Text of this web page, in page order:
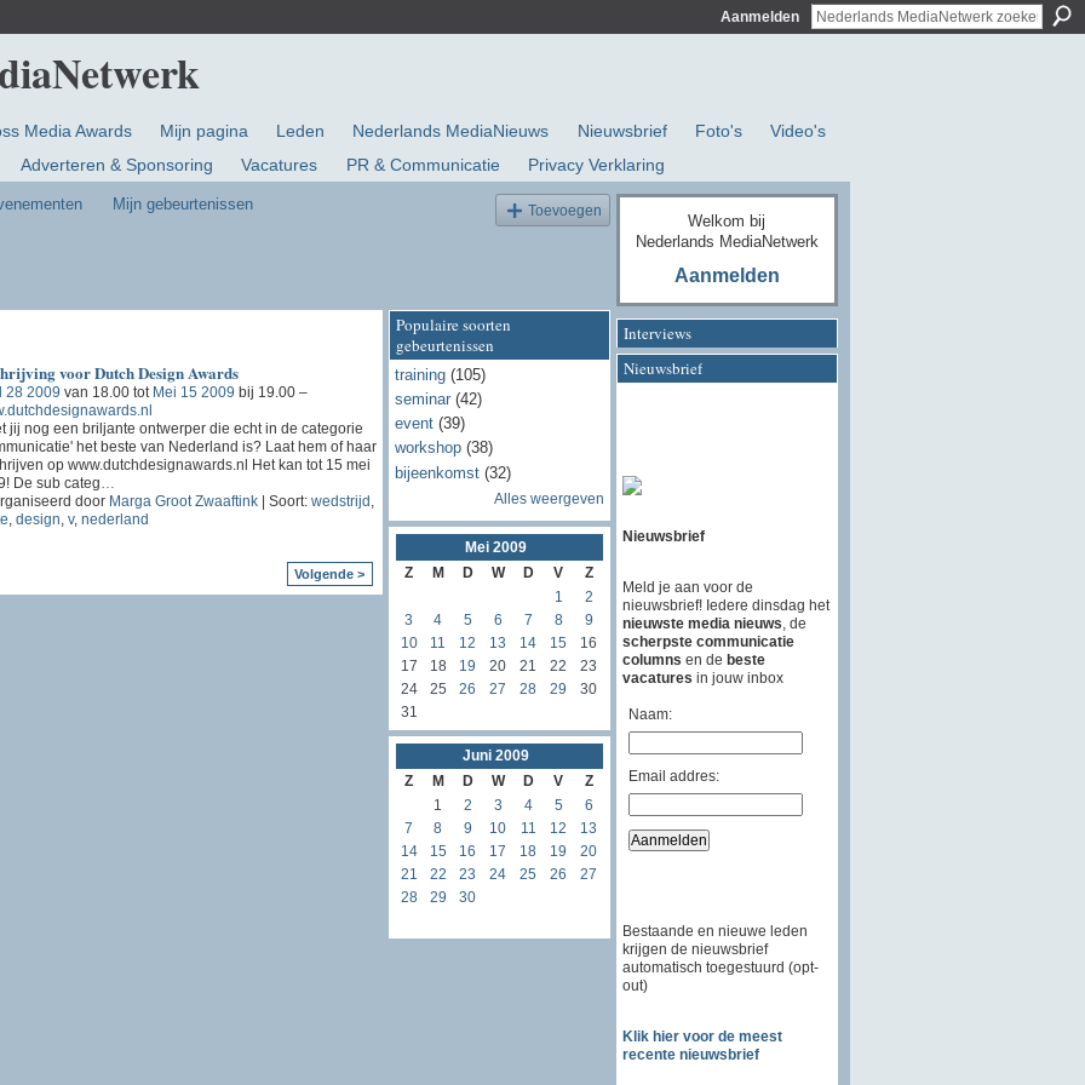
Aanmelden
Media Awards Mijn pagina Leden Nederlands MediaNieuws Nieuwsbrief Foto's
Video's
Adverteren & Sponsoring Vacatures PR & Communicatie Privacy Verklaring
Mijn gebeurtenissen Toevoegen
voor Dutch Design Awards
28 2009 van 18.00 tot Mei 15 2009 bij 19.00 –
jij nog een briljante ontwerper die echt in de categorie
het beste van Nederland is? Laat hem of haar
op www.dutchdesignawards.nl Het kan tot 15 mei
De sub categ…
door Marga Groot Zwaaftink| Soort: wedstrijd,
, design, v, nederland
Volgende >
Populaire soorten
gebeurtenissen
training(105)
seminar(42)
event(39)
workshop(38)
bijeenkomst(32)
Alles weergeven
Mei 2009
Z
M D W D V
Z
1
2
3
4 5 6 7 8
9
10
11 12 13 14 15
16
17
18 19 20 21 22
23
24
25 26 27 28 29
30
31
Juni 2009
Z
M D W D V
Z
1
2 3 4 5
6
7
8 9 10 11 12
13
14
15 16 17 18 19
20
21
22 23 24 25 26
27
28
29 30
Welkom bij
Nederlands MediaNetwerk
Aanmelden
Interviews
Nieuwsbrief
Nieuwsbrief
Meld je aan voor de
nieuwsbrief! Iedere dinsdag het
nieuwste media nieuws , de
scherpste communicatie
columns en de beste
vacatures in jouw inbox
Naam:
Email addres:
Bestaande en nieuwe leden
krijgen de nieuwsbrief
automatisch toegestuurd (opt-
out)
Klik hier voor de meest
recente nieuwsbrief